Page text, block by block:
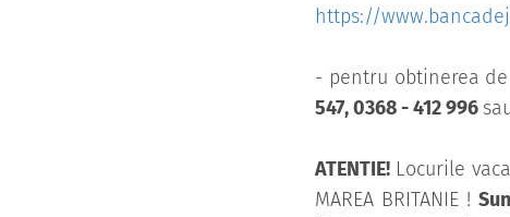
https://
- pentru obtinerea
547, 0368 - 412 996
ATENTIE! Locurile
MAREA BRITANIE !